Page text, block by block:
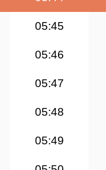
05:45
05:46
05:47
05:48
05:49